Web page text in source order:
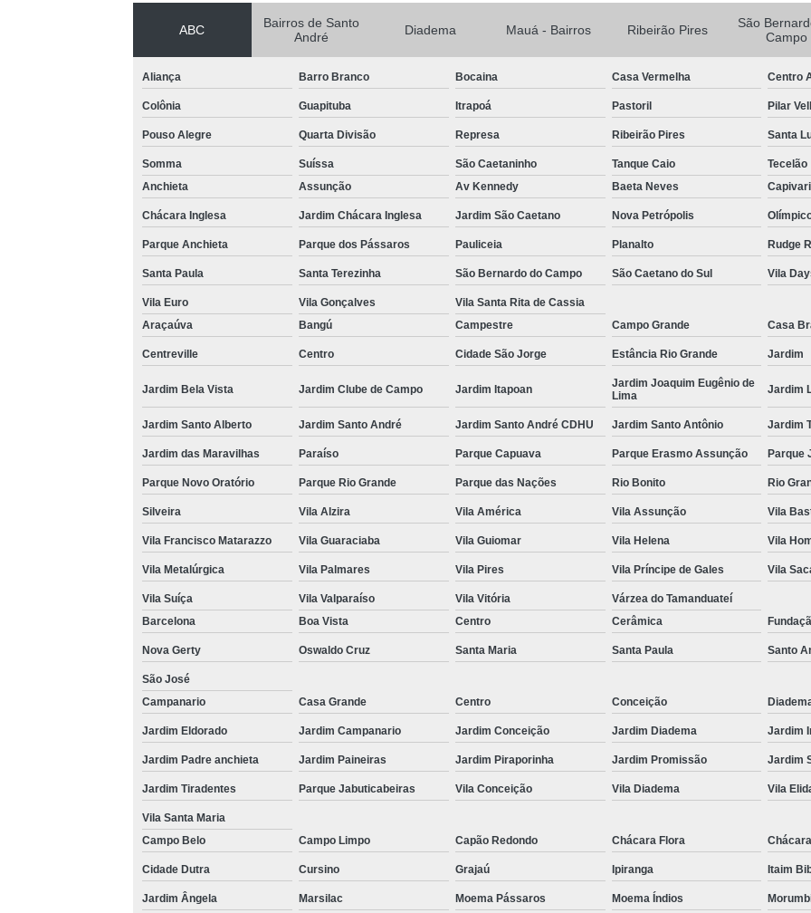
Espelho Grande para
Espelho para
Espelho para
Fechamento em
Guarda Corpo de
Guarda Corpo
Guarda Corpo de
Guarda Corpo de
Guarda Corpo
Janela de Quarto
Janela de
Janela de Vidro
Janela de Vidro
ABC
Bairros de Santo
André
Diadema Mauá - Bairros Ribeirão Pires
São
Campo
Aliança Barro Branco Bocaina Casa Vermelha Centro
Colônia Guapituba Itrapoá Pastoril Pilar
Pouso Alegre Quarta Divisão Represa Ribeirão Pires Santa
Somma Suíssa São Caetaninho Tanque Caio
Tecelão
Anchieta
Assunção Av Kennedy Baeta Neves Capivari
Chácara Inglesa Jardim Chácara Inglesa Jardim São Caetano Nova Petrópolis
Parque Anchieta Parque dos Pássaros Pauliceia Planalto Rudge
Santa Paula Santa Terezinha São Bernardo do Campo São Caetano do Sul Vila
Vila Euro Vila Gonçalves
Vila Santa Rita de Cassia
Araçaúva
Bangú Campestre Campo Grande Casa
Centreville Centro Cidade São Jorge Estância Rio Grande Jardim
Jardim Bela Vista Jardim Clube de Campo Jardim Itapoan
Jardim Joaquim Eugênio de
Lima
Jardim
Jardim Santo Alberto Jardim Santo André Jardim Santo André CDHU Jardim Santo Antônio Jardim
Jardim das Maravilhas Paraíso Parque Capuava Parque Erasmo Assunção Parque
Parque Novo Oratório Parque Rio Grande Parque das Nações Rio Bonito Rio
Silveira Vila Alzira Vila América Vila Assunção Vila
Vila Francisco Matarazzo Vila Guaraciaba Vila Guiomar Vila Helena Vila
Vila Metalúrgica Vila Palmares Vila Pires Vila Príncipe de Gales Vila
Vila Suíça Vila Valparaíso Vila Vitória
Várzea do Tamanduateí
Barcelona
Boa Vista Centro Cerâmica
Nova Gerty Oswaldo Cruz Santa Maria Santa Paula Santo
São José
Campanario
Casa Grande Centro Conceição
Jardim Eldorado Jardim Campanario Jardim Conceição Jardim Diadema Jardim
Jardim Padre anchieta Jardim Paineiras Jardim Piraporinha Jardim Promissão Jardim
Jardim Tiradentes Parque Jabuticabeiras Vila Conceição Vila Diadema Vila
Vila Santa Maria
Campo Belo
Campo Limpo Capão Redondo Chácara Flora
Cidade Dutra Cursino Grajaú Ipiranga Itaim
Jardim Ângela Marsilac Moema Pássaros Moema Índios